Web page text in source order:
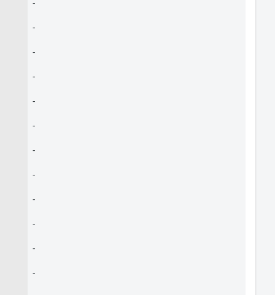
-
-
-
-
-
-
-
-
-
-
-
-